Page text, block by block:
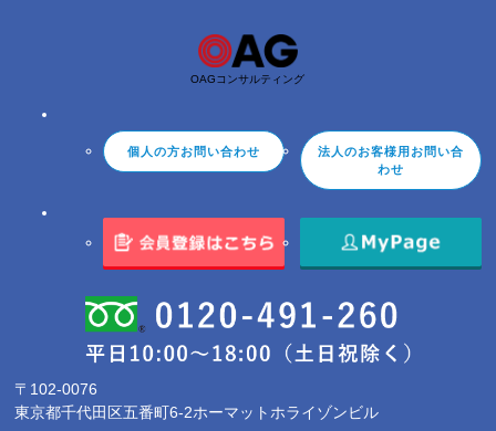
OAGコンサルティング
個人の方お問い合わせ
法人のお客様用お問い合
わせ
〒102-0076
東京都千代田区五番町6-2ホーマットホライゾンビル